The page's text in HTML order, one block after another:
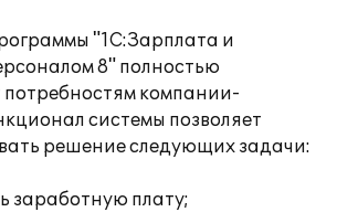
"1С:Зарплата и
8" полностью
потребностям компании-
системы позволяет
решение следующих задачи:
заработную плату;